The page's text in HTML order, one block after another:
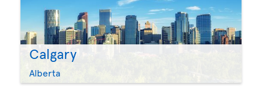
Calgary
Alberta